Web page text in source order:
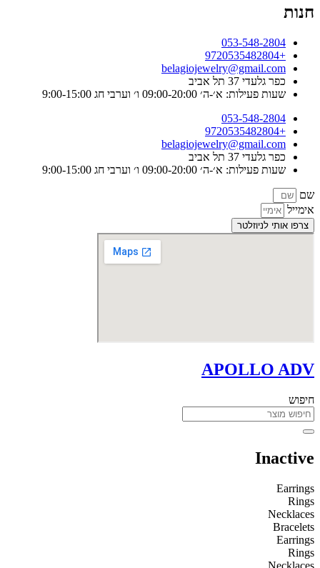
חנות
053-548-2804
+9720535482804
belagiojewelry@gmail.com
כפר גלעדי 37 תל אביב
שעות פעילות: א׳-ה׳ 09:00-20:00 ו׳ וערבי חג 9:00-15:00
053-548-2804
+9720535482804
belagiojewelry@gmail.com
כפר גלעדי 37 תל אביב
שעות פעילות: א׳-ה׳ 09:00-20:00 ו׳ וערבי חג 9:00-15:00
שם
אימייל
צרפו אותי לניוזלטר
APOLLO ADV
חיפוש
Inactive
Earrings
Rings
Necklaces
Bracelets
Earrings
Rings
Necklaces